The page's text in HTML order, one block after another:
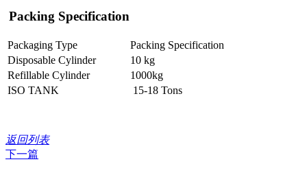
Packing Specification
Packaging Type
Packing Specification
Disposable Cylinder
10 kg
Refillable Cylinder
1000kg
ISO TANK
15-18 Tons
返回列表
下一篇